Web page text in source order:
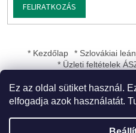
Ez az oldal sütiket használ.
elfogadja azok használatát.
FELIRATKOZÁS
* Kezdőlap * Szlovákiai
* Üzleti feltételek